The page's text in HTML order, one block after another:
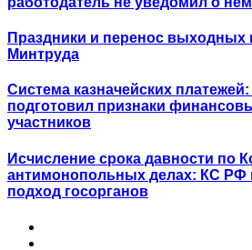
Праздники и перенос выходных
Минтруда
Система казначейских
подготовил признаки
участников
Исчисление срока давности по
антимонопольных делах: КС РФ
подход госорганов